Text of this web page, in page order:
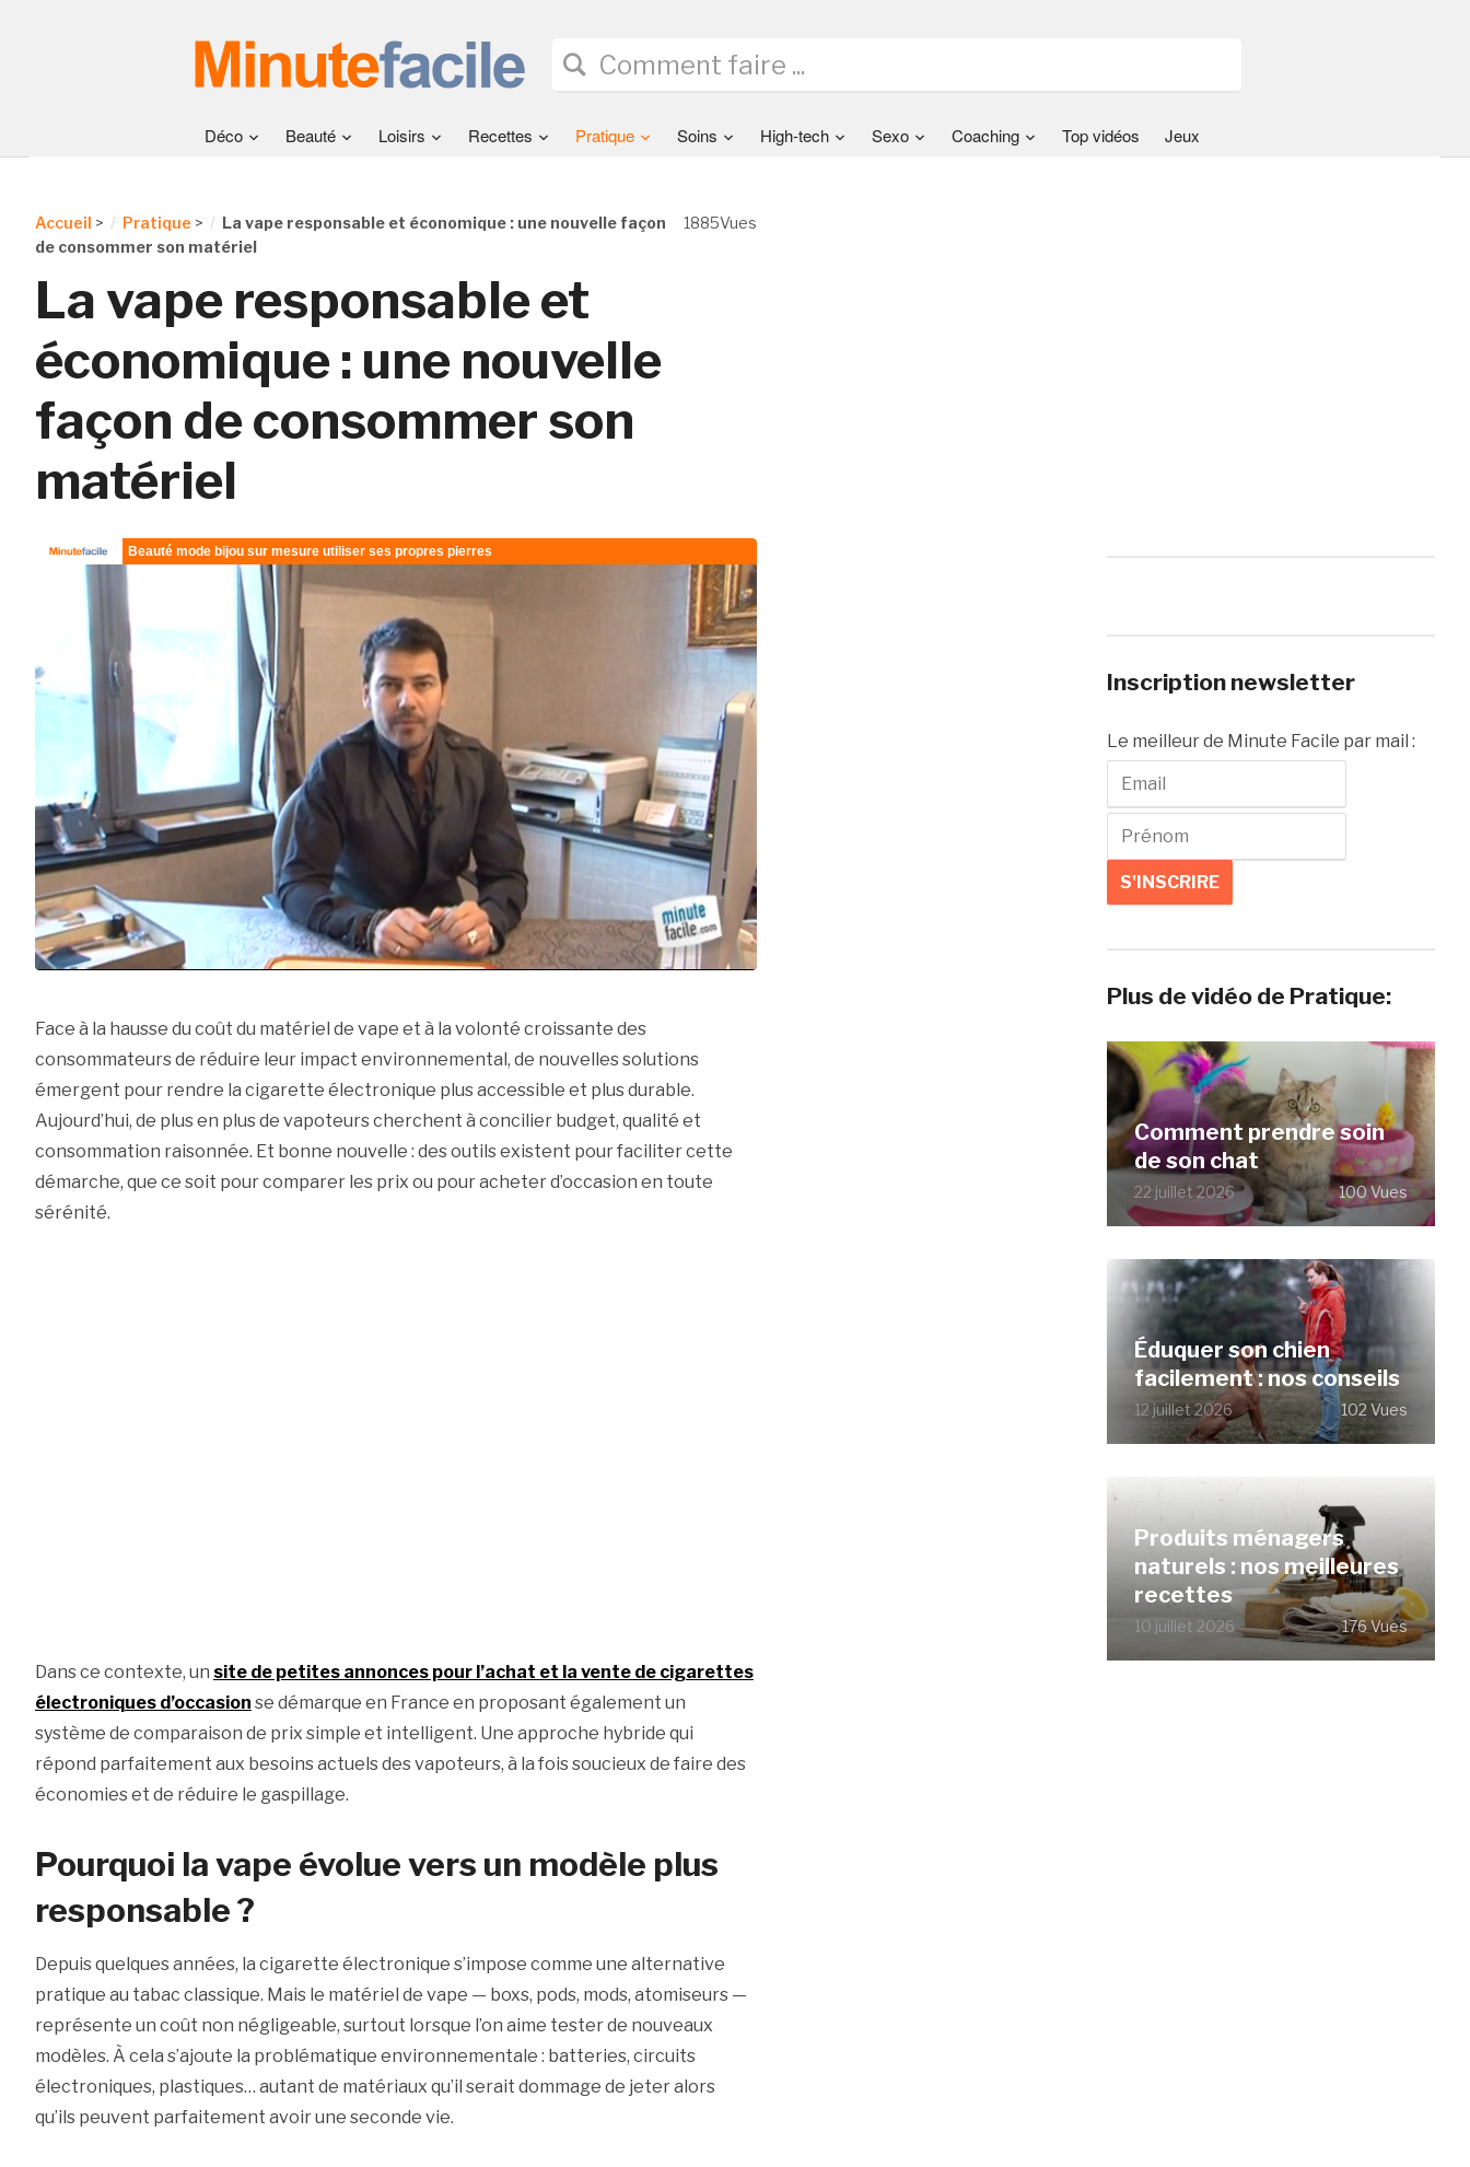
Déco Beauté Loisirs Recettes Pratique Soins High-tech Sexo Coaching Top vidéos Jeux
1885Vues
Accueil > Pratique >
La vape responsable et économique : une nouvelle façon
de consommer son matériel
La vape responsable et
économique : une nouvelle
façon de consommer son
matériel
Face à la hausse du coût du matériel de vape et à la volonté croissante des
consommateurs de réduire leur impact environnemental, de nouvelles solutions
émergent pour rendre la cigarette électronique plus accessible et plus durable.
Aujourd’hui, de plus en plus de vapoteurs cherchent à concilier budget, qualité et
consommation raisonnée. Et bonne nouvelle : des outils existent pour faciliter cette
démarche, que ce soit pour comparer les prix ou pour acheter d’occasion en toute
sérénité.
Dans ce contexte, un site de petites annonces pour l’achat et la vente de cigarettes
électroniques d’occasion se démarque en France en proposant également un
système de comparaison de prix simple et intelligent. Une approche hybride qui
répond parfaitement aux besoins actuels des vapoteurs, à la fois soucieux de faire des
économies et de réduire le gaspillage.
Pourquoi la vape évolue vers un modèle plus
responsable ?
Depuis quelques années, la cigarette électronique s’impose comme une alternative
pratique au tabac classique. Mais le matériel de vape — boxs, pods, mods, atomiseurs —
représente un coût non négligeable, surtout lorsque l’on aime tester de nouveaux
modèles. À cela s’ajoute la problématique environnementale : batteries, circuits
électroniques, plastiques… autant de matériaux qu’il serait dommage de jeter alors
qu’ils peuvent parfaitement avoir une seconde vie.
Inscription newsletter
Le meilleur de Minute Facile par mail :
Plus de vidéo de Pratique:
Comment prendre soin
de son chat
22 juillet 2026 100 Vues
Éduquer son chien
facilement : nos conseils
12 juillet 2026 102 Vues
Produits ménagers
naturels : nos meilleures
recettes
10 juillet 2026 176 Vues